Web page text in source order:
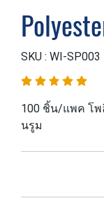
SKU : WI-SP003
100 ชิ้น/แพค โพ
นรูม